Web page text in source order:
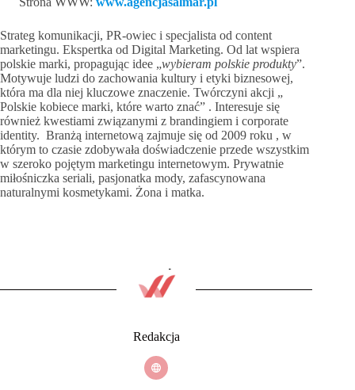
Strateg komunikacji, PR-owiec i specjalista od content
marketingu. Ekspertka od Digital Marketing. Od lat wspiera
polskie marki, propagując idee „wybieram polskie produkty”.
Motywuje ludzi do zachowania kultury i etyki biznesowej,
która ma dla niej kluczowe znaczenie. Twórczyni akcji „
Polskie kobiece marki, które warto znać” . Interesuje się
również kwestiami związanymi z brandingiem i corporate
identity. Branżą internetową zajmuje się od 2009 roku , w
którym to czasie zdobywała doświadczenie przede wszystkim
w szeroko pojętym marketingu internetowym. Prywatnie
miłośniczka seriali, pasjonatka mody, zafascynowana
naturalnymi kosmetykami. Żona i matka.
Redakcja